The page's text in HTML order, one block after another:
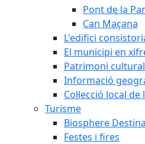
Pont de la
Can Maçana
L'edifici
El municipi en
Patrimoni cultural
Informació
Col·lecció local de
Turisme
Biosphere
Festes i fires